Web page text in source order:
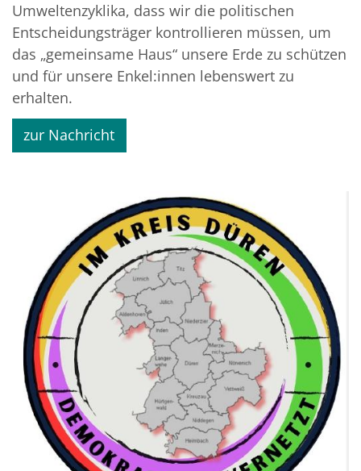
Umweltenzyklika, dass wir die politischen
Entscheidungsträger kontrollieren müssen, um
das „gemeinsame Haus“ unsere Erde zu schützen
und für unsere Enkel:innen lebenswert zu
erhalten.
zur Nachricht